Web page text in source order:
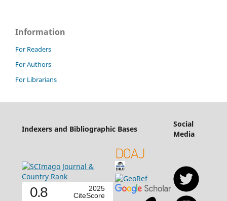
Information
For Readers
For Authors
For Librarians
Indexers and Bibliographic Bases
Social
Media
0.8
2025
CiteScore